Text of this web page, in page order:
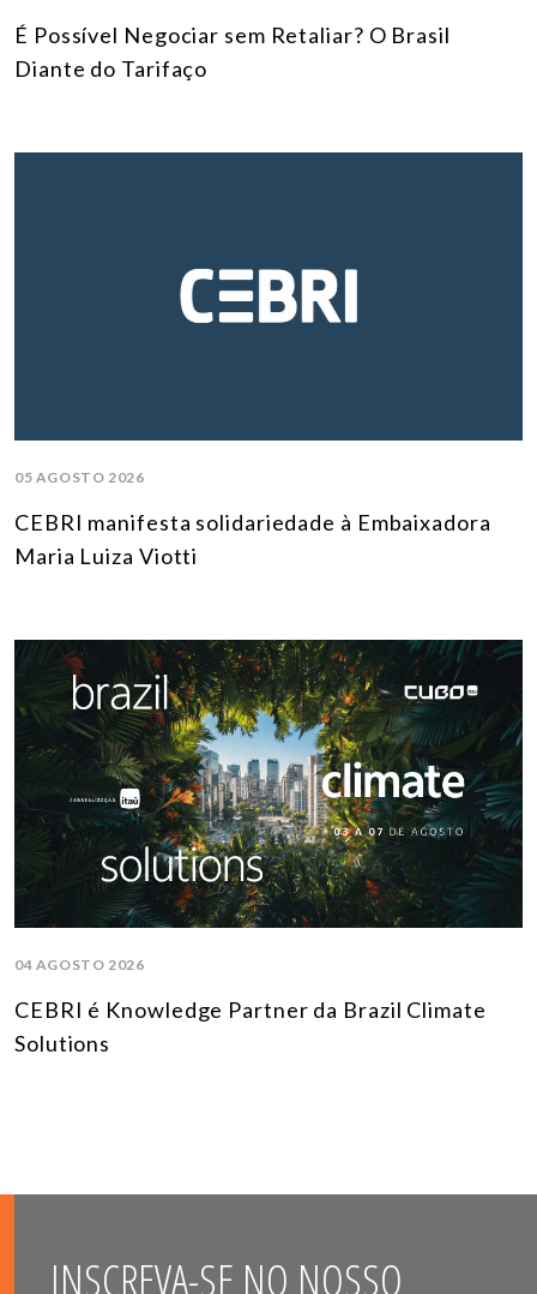
É Possível Negociar sem Retaliar? O Brasil
Diante do Tarifaço
05 AGOSTO 2026
CEBRI manifesta solidariedade à Embaixadora
Maria Luiza Viotti
04 AGOSTO 2026
CEBRI é Knowledge Partner da Brazil Climate
Solutions
INSCREVA-SE NO NOSSO